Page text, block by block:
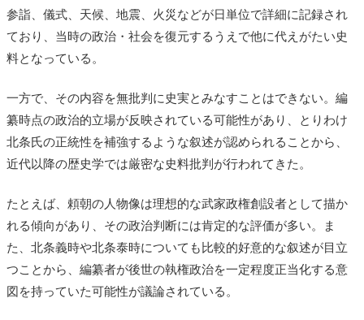
参詣、儀式、天候、地震、火災などが日単位で詳細に記録され
ており、当時の政治・社会を復元するうえで他に代えがたい史
料となっている。
一方で、その内容を無批判に史実とみなすことはできない。編
纂時点の政治的立場が反映されている可能性があり、とりわけ
北条氏の正統性を補強するような叙述が認められることから、
近代以降の歴史学では厳密な史料批判が行われてきた。
たとえば、頼朝の人物像は理想的な武家政権創設者として描か
れる傾向があり、その政治判断には肯定的な評価が多い。ま
た、北条義時や北条泰時についても比較的好意的な叙述が目立
つことから、編纂者が後世の執権政治を一定程度正当化する意
図を持っていた可能性が議論されている。